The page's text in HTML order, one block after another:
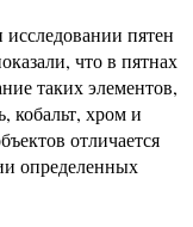
пятен
что в пятнах
таких элементов,
кобальт, хром и
отличается
определенных